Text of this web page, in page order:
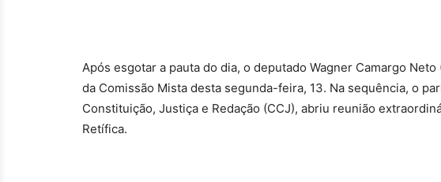
Após esgotar a pauta do dia, o deputado Wagner Camargo
da Comissão Mista desta segunda-feira, 13. Na sequência, o
Constituição, Justiça e Redação (CCJ), abriu reunião
Retífica.